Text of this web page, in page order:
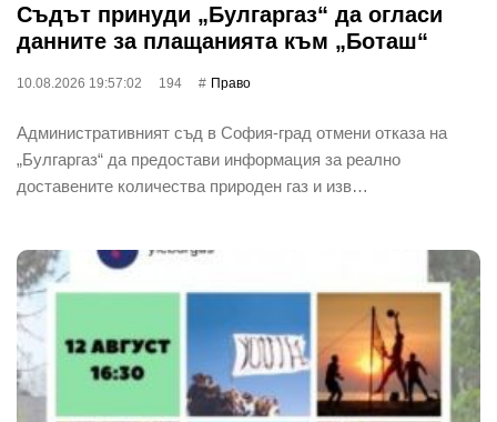
Съдът принуди „Булгаргаз“ да огласи
данните за плащанията към „Боташ“
10.08.2026 19:57:02 194 Право
Административният съд в София-град отмени отказа на
„Булгаргаз“ да предостави информация за реално
доставените количества природен газ и изв…